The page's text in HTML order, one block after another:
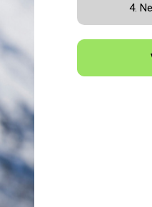
4.